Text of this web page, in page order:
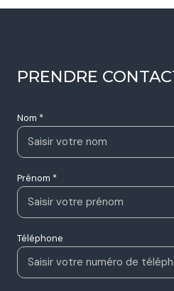
PRENDRE
Nom *
Prénom *
Téléphone